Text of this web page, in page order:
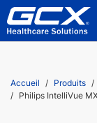
Accueil Produits
Philips IntelliVue